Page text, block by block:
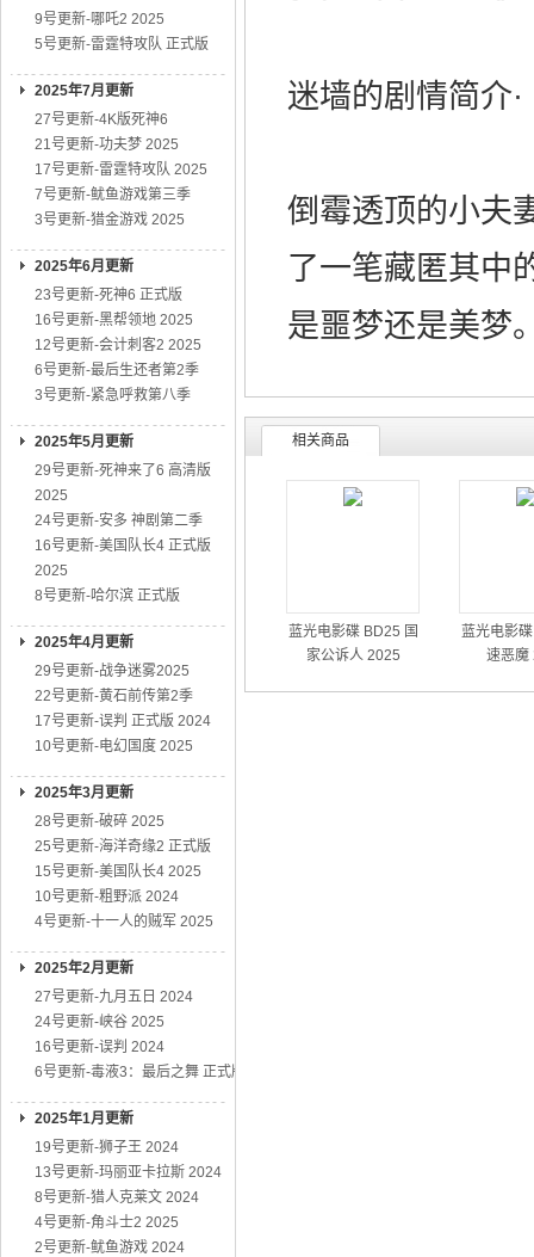
9号更新-哪吒2 2025
5号更新-雷霆特攻队 正式版
2025年7月更新
27号更新-4K版死神6
21号更新-功夫梦 2025
17号更新-雷霆特攻队 2025
7号更新-鱿鱼游戏第三季
3号更新-猎金游戏 2025
2025年6月更新
23号更新-死神6 正式版
16号更新-黑帮领地 2025
12号更新-会计刺客2 2025
6号更新-最后生还者第2季
3号更新-紧急呼救第八季
2025年5月更新
29号更新-死神来了6 高清版
2025
24号更新-安多 神剧第二季
16号更新-美国队长4 正式版
2025
8号更新-哈尔滨 正式版
2025年4月更新
29号更新-战争迷雾2025
22号更新-黄石前传第2季
17号更新-误判 正式版 2024
10号更新-电幻国度 2025
2025年3月更新
28号更新-破碎 2025
25号更新-海洋奇缘2 正式版
15号更新-美国队长4 2025
10号更新-粗野派 2024
4号更新-十一人的贼军 2025
2025年2月更新
27号更新-九月五日 2024
24号更新-峡谷 2025
16号更新-误判 2024
6号更新-毒液3：最后之舞 正式版
2025年1月更新
19号更新-狮子王 2024
13号更新-玛丽亚卡拉斯 2024
8号更新-猎人克莱文 2024
4号更新-角斗士2 2025
2号更新-鱿鱼游戏 2024
迷墙的剧情简介·
倒霉透顶的小夫
了一笔藏匿其中
是噩梦还是美梦
相关商品
蓝光电影碟 BD25 国
家公诉人 2025
蓝光电影
速恶魔